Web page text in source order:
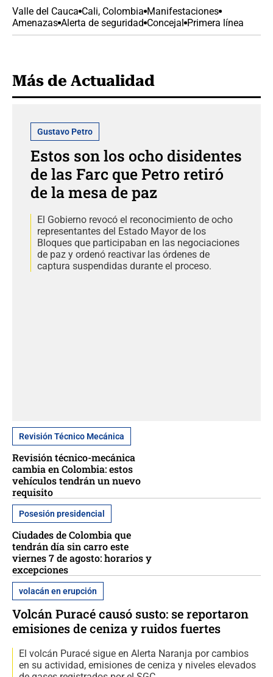
Valle del Cauca Cali, Colombia Manifestaciones
Amenazas Alerta de seguridad Concejal Primera línea
Más de Actualidad
Gustavo Petro
Estos son los ocho disidentes
de las Farc que Petro retiró
de la mesa de paz
El Gobierno revocó el reconocimiento de ocho
representantes del Estado Mayor de los
Bloques que participaban en las negociaciones
de paz y ordenó reactivar las órdenes de
captura suspendidas durante el proceso.
Revisión Técnico Mecánica
Revisión técnico-mecánica
cambia en Colombia: estos
vehículos tendrán un nuevo
requisito
Posesión presidencial
Ciudades de Colombia que
tendrán día sin carro este
viernes 7 de agosto: horarios y
excepciones
volacán en erupción
Volcán Puracé causó susto: se reportaron
emisiones de ceniza y ruidos fuertes
El volcán Puracé sigue en Alerta Naranja por cambios
en su actividad, emisiones de ceniza y niveles elevados